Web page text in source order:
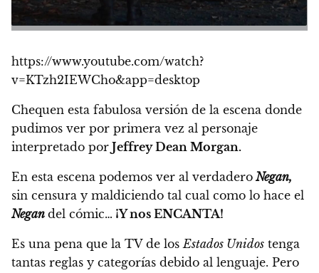
https://www.youtube.com/watch?
v=KTzh2IEWCho&app=desktop
Chequen esta fabulosa versión de la escena donde
pudimos ver por primera vez al personaje
interpretado por Jeffrey Dean Morgan.
En esta escena podemos ver al verdaderoNegan,
sin censura y maldiciendo tal cual como lo hace el
Negan del cómic… ¡Y nos ENCANTA!
Es una pena que la TV de losEstados Unidos tenga
tantas reglas y categorías debido al lenguaje. Pero